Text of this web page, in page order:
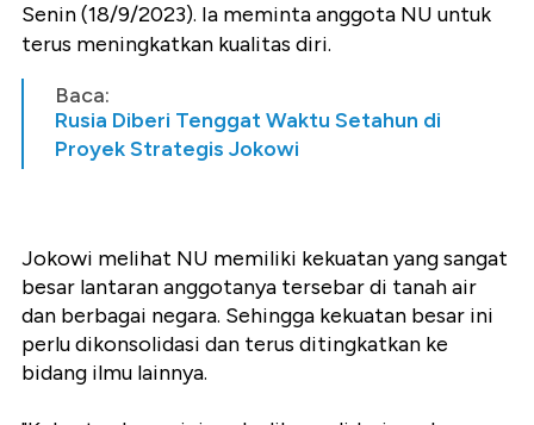
Senin (18/9/2023). Ia meminta anggota NU untuk
terus meningkatkan kualitas diri.
Baca:
Rusia Diberi Tenggat Waktu Setahun di
Proyek Strategis Jokowi
Jokowi melihat NU memiliki kekuatan yang sangat
besar lantaran anggotanya tersebar di tanah air
dan berbagai negara. Sehingga kekuatan besar ini
perlu dikonsolidasi dan terus ditingkatkan ke
bidang ilmu lainnya.